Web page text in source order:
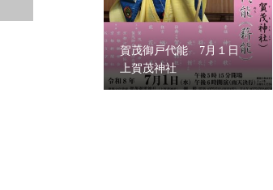
賀茂御戸代能 7月１日
上賀茂神社